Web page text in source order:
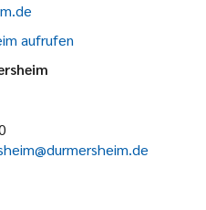
aufrufen